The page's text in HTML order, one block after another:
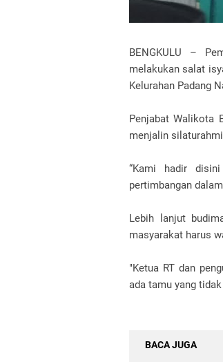
BENGKULU –
melakukan salat
Kelurahan Padang
Penjabat Walikota
menjalin
“Kami hadir
pertimbangan
Lebih lanjut
masyarakat harus
"Ketua RT dan
ada tamu yang
BACA JUGA